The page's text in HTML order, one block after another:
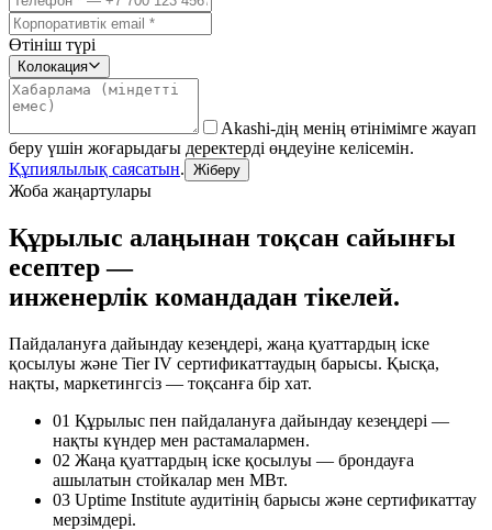
Өтініш түрі
Колокация
Akashi-дің менің өтінімімге жауап
беру үшін жоғарыдағы деректерді өңдеуіне келісемін.
Құпиялылық саясатын. Жіберу
Жоба жаңартулары
Құрылыс алаңынан тоқсан сайынғы
есептер —
инженерлік командадан тікелей.
Пайдалануға дайындау кезеңдері, жаңа қуаттардың іске
қосылуы және Tier IV сертификаттаудың барысы. Қысқа,
нақты, маркетингсіз — тоқсанға бір хат.
01 Құрылыс пен пайдалануға дайындау кезеңдері —
нақты күндер мен растамалармен.
02 Жаңа қуаттардың іске қосылуы — брондауға
ашылатын стойкалар мен МВт.
03 Uptime Institute аудитінің барысы және сертификаттау
мерзімдері.